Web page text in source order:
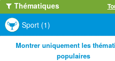
Thématiques
Sport (1)
Montrer uniquement les
populaires